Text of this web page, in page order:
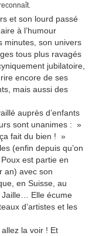
et son lourd passé
à l’humour
minutes, son univers
tous plus ravagés
jubilatoire,
encore de ses
mais aussi des
auprès d’enfants
sont unanimes : »
fait du bien ! »
(enfin depuis qu’on
est partie en
an) avec son
en Suisse, au
Jaille… Elle écume
d’artistes et les
la voir ! Et